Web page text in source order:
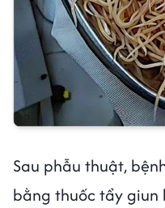
Sau phẫu thuật,
bằng thuốc tẩy giun